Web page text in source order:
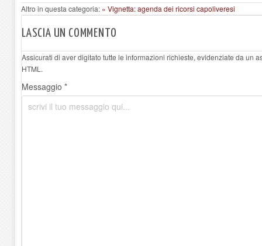
Altro in questa categoria: « Vignetta: agenda dei ricorsi capoliveresi
LASCIA UN COMMENTO
Assicurati di aver digitato tutte le informazioni richieste, evidenziate da un
HTML.
Messaggio *